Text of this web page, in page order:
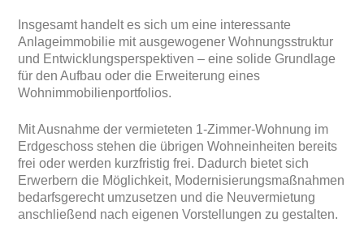
Insgesamt handelt es sich um eine interessante
Anlageimmobilie mit ausgewogener Wohnungsstruktur
und Entwicklungsperspektiven – eine solide Grundlage
für den Aufbau oder die Erweiterung eines
Wohnimmobilienportfolios.
Mit Ausnahme der vermieteten 1-Zimmer-Wohnung im
Erdgeschoss stehen die übrigen Wohneinheiten bereits
frei oder werden kurzfristig frei. Dadurch bietet sich
Erwerbern die Möglichkeit, Modernisierungsmaßnahmen
bedarfsgerecht umzusetzen und die Neuvermietung
anschließend nach eigenen Vorstellungen zu gestalten.